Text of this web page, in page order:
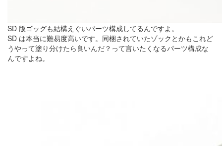
SD 版ゴッグも結構えぐいパーツ構成してるんですよ。
SD は本当に難易度高いです。同梱されていたゾックとかもこれど
うやって塗り分けたら良いんだ？って言いたくなるパーツ構成な
んですよね。